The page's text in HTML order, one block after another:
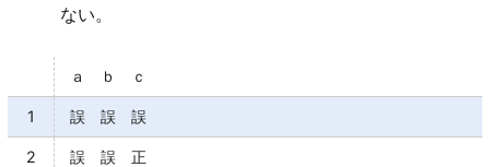
ない。
ａ ｂ ｃ
1 誤 誤 誤
2 誤 誤 正